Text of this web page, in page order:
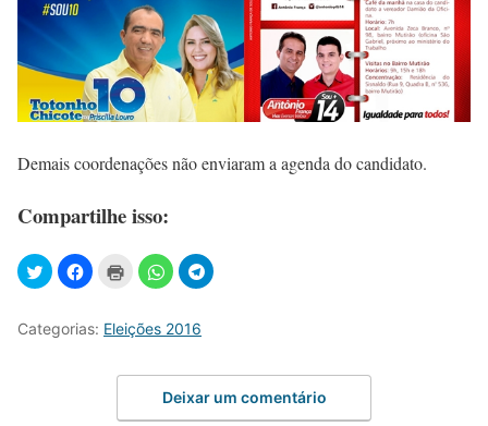
Demais coordenações não enviaram a agenda do candidato.
Compartilhe isso:
Categorias: Eleições 2016
Deixar um comentário